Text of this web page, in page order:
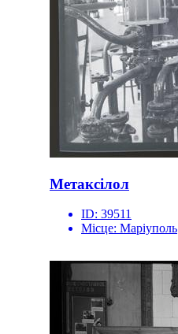
Метаксілол
ID: 39511
Місце: Маріуполь